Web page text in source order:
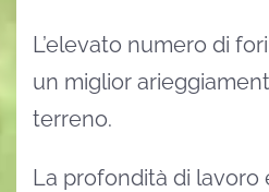
L’elevato numero di
un miglior
terreno.
La profondità di lavoro